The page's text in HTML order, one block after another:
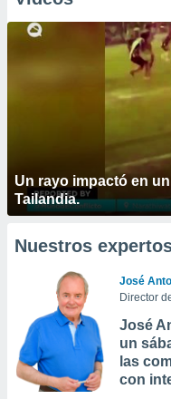
Un rayo impactó en
Tailandia.
Nuestros
José
Director
José
un
las
con